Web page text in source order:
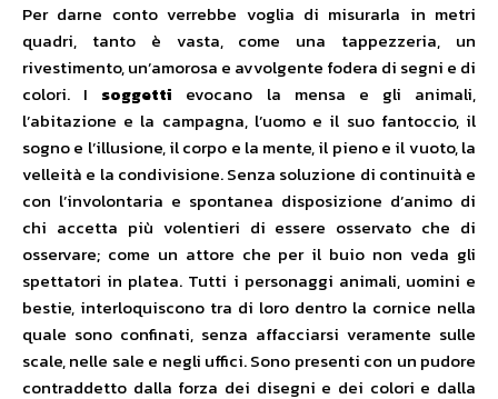
Per darne conto verrebbe voglia di misurarla in metri
quadri, tanto è vasta, come una tappezzeria, un
rivestimento, un’amorosa e avvolgente fodera di segni e di
colori. I soggetti evocano la mensa e gli animali,
l’abitazione e la campagna, l’uomo e il suo fantoccio, il
sogno e l’illusione, il corpo e la mente, il pieno e il vuoto, la
velleità e la condivisione. Senza soluzione di continuità e
con l’involontaria e spontanea disposizione d’animo di
chi accetta più volentieri di essere osservato che di
osservare; come un attore che per il buio non veda gli
spettatori in platea. Tutti i personaggi animali, uomini e
bestie, interloquiscono tra di loro dentro la cornice nella
quale sono confinati, senza affacciarsi veramente sulle
scale, nelle sale e negli uffici. Sono presenti con un pudore
contraddetto dalla forza dei disegni e dei colori e dalla